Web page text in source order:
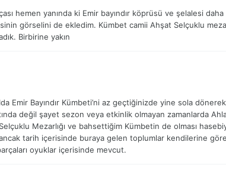
hemen yanında ki Emir bayındır köprüsü ve şelalesi
görselini de ekledim. Kümbet camii Ahşat Selçuklu
Birbirine yakın
Emir Bayındır Kümbeti’ni az geçtiğinizde yine sola
değil şayet sezon veya etkinlik olmayan zamanlarda
Mezarlığı ve bahsettiğim Kümbetin de olması
tarih içerisinde buraya gelen toplumlar kendilerine
oyuklar içerisinde mevcut.